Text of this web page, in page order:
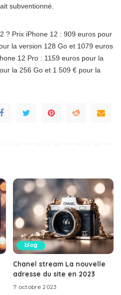
subventionné.
? Prix ​​iPhone 12 : 909 euros pour
la version 128 Go et 1079 euros
12 Pro : 1159 euros pour la
la 256 Go et 1 509 € pour la
blog
Chanel stream La nouvelle
adresse du site en 2023
7 octobre 2023